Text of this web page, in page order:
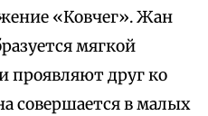
«Ковчег». Жан
мягкой
проявляют друг ко
совершается в малых